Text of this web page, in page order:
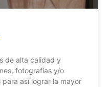
de alta calidad y
fotografías y/o
así lograr la mayor